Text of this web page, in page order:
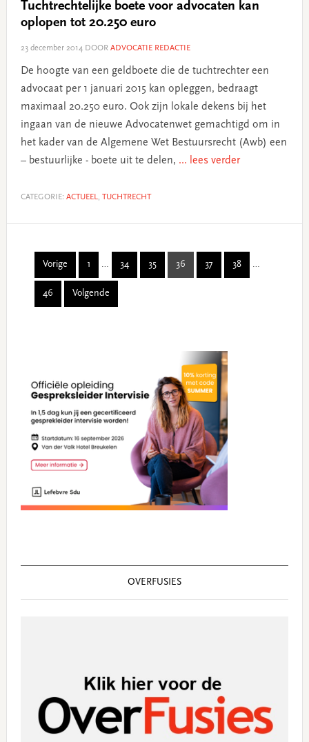
Tuchtrechtelijke boete voor advocaten kan
oplopen tot 20.250 euro
23 december 2014DOOR ADVOCATIE REDACTIE
De hoogte van een geldboete die de tuchtrechter een
advocaat per 1 januari 2015 kan opleggen, bedraagt
maximaal 20.250 euro. Ook zijn lokale dekens bij het
ingaan van de nieuwe Advocatenwet gemachtigd om in
het kader van de Algemene Wet Bestuursrecht (Awb) een
– bestuurlijke - boete uit te delen, ... lees verder
CATEGORIE: ACTUEEL, TUCHTRECHT
Vorige Page
1
Interim
pages
omitted
… Page
34 Page
35 Page
36 37 Page
38 …
Page
46 Volgende
OVERFUSIES